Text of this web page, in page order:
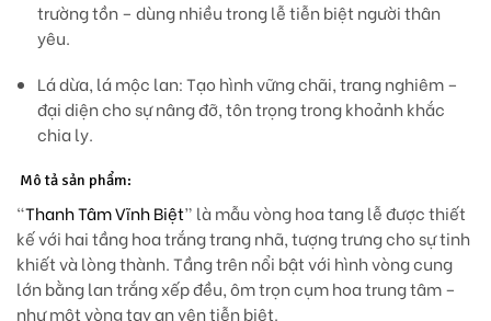
trường tồn – dùng nhiều trong lễ tiễn biệt người thân
yêu.
Lá dừa, lá mộc lan:Tạo hình vững chãi, trang nghiêm –
đại diện cho sự nâng đỡ, tôn trọng trong khoảnh khắc
chia ly.
Mô tả sản phẩm:
“Thanh Tâm Vĩnh Biệt” là mẫu vòng hoa tang lễ được thiết
kế với hai tầng hoa trắng trang nhã, tượng trưng cho sự tinh
khiết và lòng thành. Tầng trên nổi bật với hình vòng cung
lớn bằng lan trắng xếp đều, ôm trọn cụm hoa trung tâm –
như mộtvòng tay an yên tiễn biệt.